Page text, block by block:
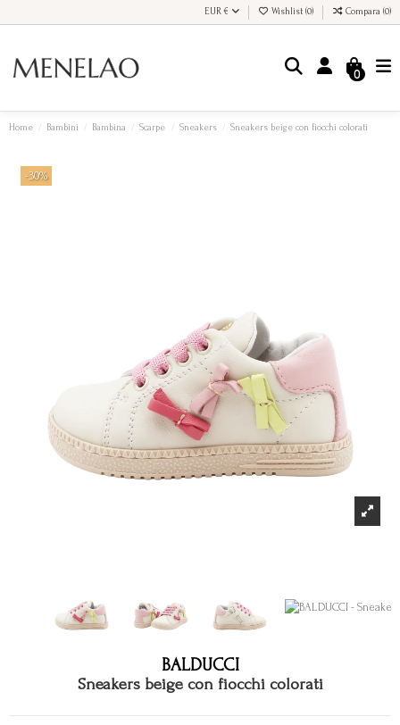
EUR € Wishlist (0) Compara (0)
0
Home Bambini Bambina Scarpe Sneakers Sneakers beige con fiocchi colorati
-30%
Sneakers beige con fiocchi colorati
BALDUCCI